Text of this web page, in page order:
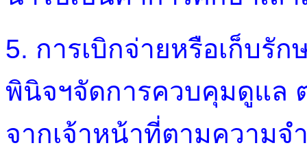
5. การเบิกจ่ายหรือเก็บรั
พินิจฯจัดการควบคุมดูแล
จากเจ้าหน้าที่ตามความจ